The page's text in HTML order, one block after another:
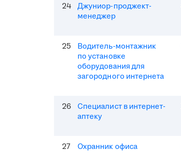
24
Джуниор-проджект-
менеджер
25
Водитель-монтажник
по установке
оборудования для
загородного интернета
26
Специалист в интернет-
аптеку
27 Охранник офиса